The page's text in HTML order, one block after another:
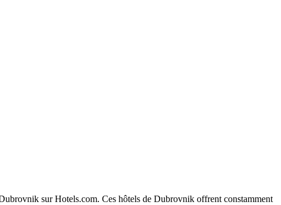
sur Hotels.com. Ces hôtels de Dubrovnik offrent constamment